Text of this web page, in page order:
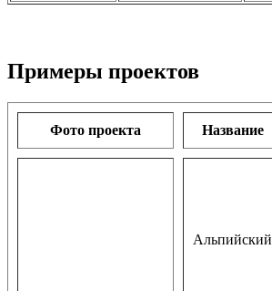
Примеры проектов
Фото проекта Название
Альпийский